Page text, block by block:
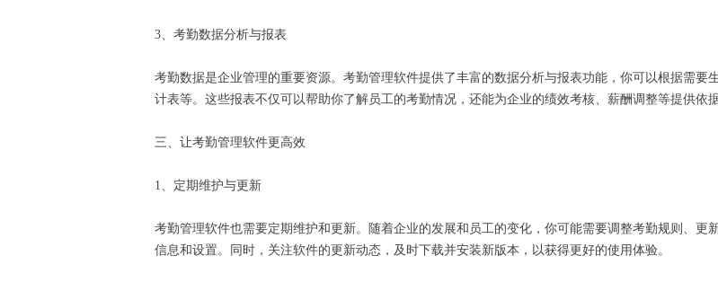
3、考勤数据分析与报表
考勤数据是企业管理的重要资源。考勤管理软件提供了丰富的数据分析与报表功能，你可以根据需
计表等。这些报表不仅可以帮助你了解员工的考勤情况，还能为企业的绩效考核、薪酬调整等提供依
三、让考勤管理软件更高效
1、定期维护与更新
考勤管理软件也需要定期维护和更新。随着企业的发展和员工的变化，你可能需要调整考勤规则、更
信息和设置。同时，关注软件的更新动态，及时下载并安装新版本，以获得更好的使用体验。